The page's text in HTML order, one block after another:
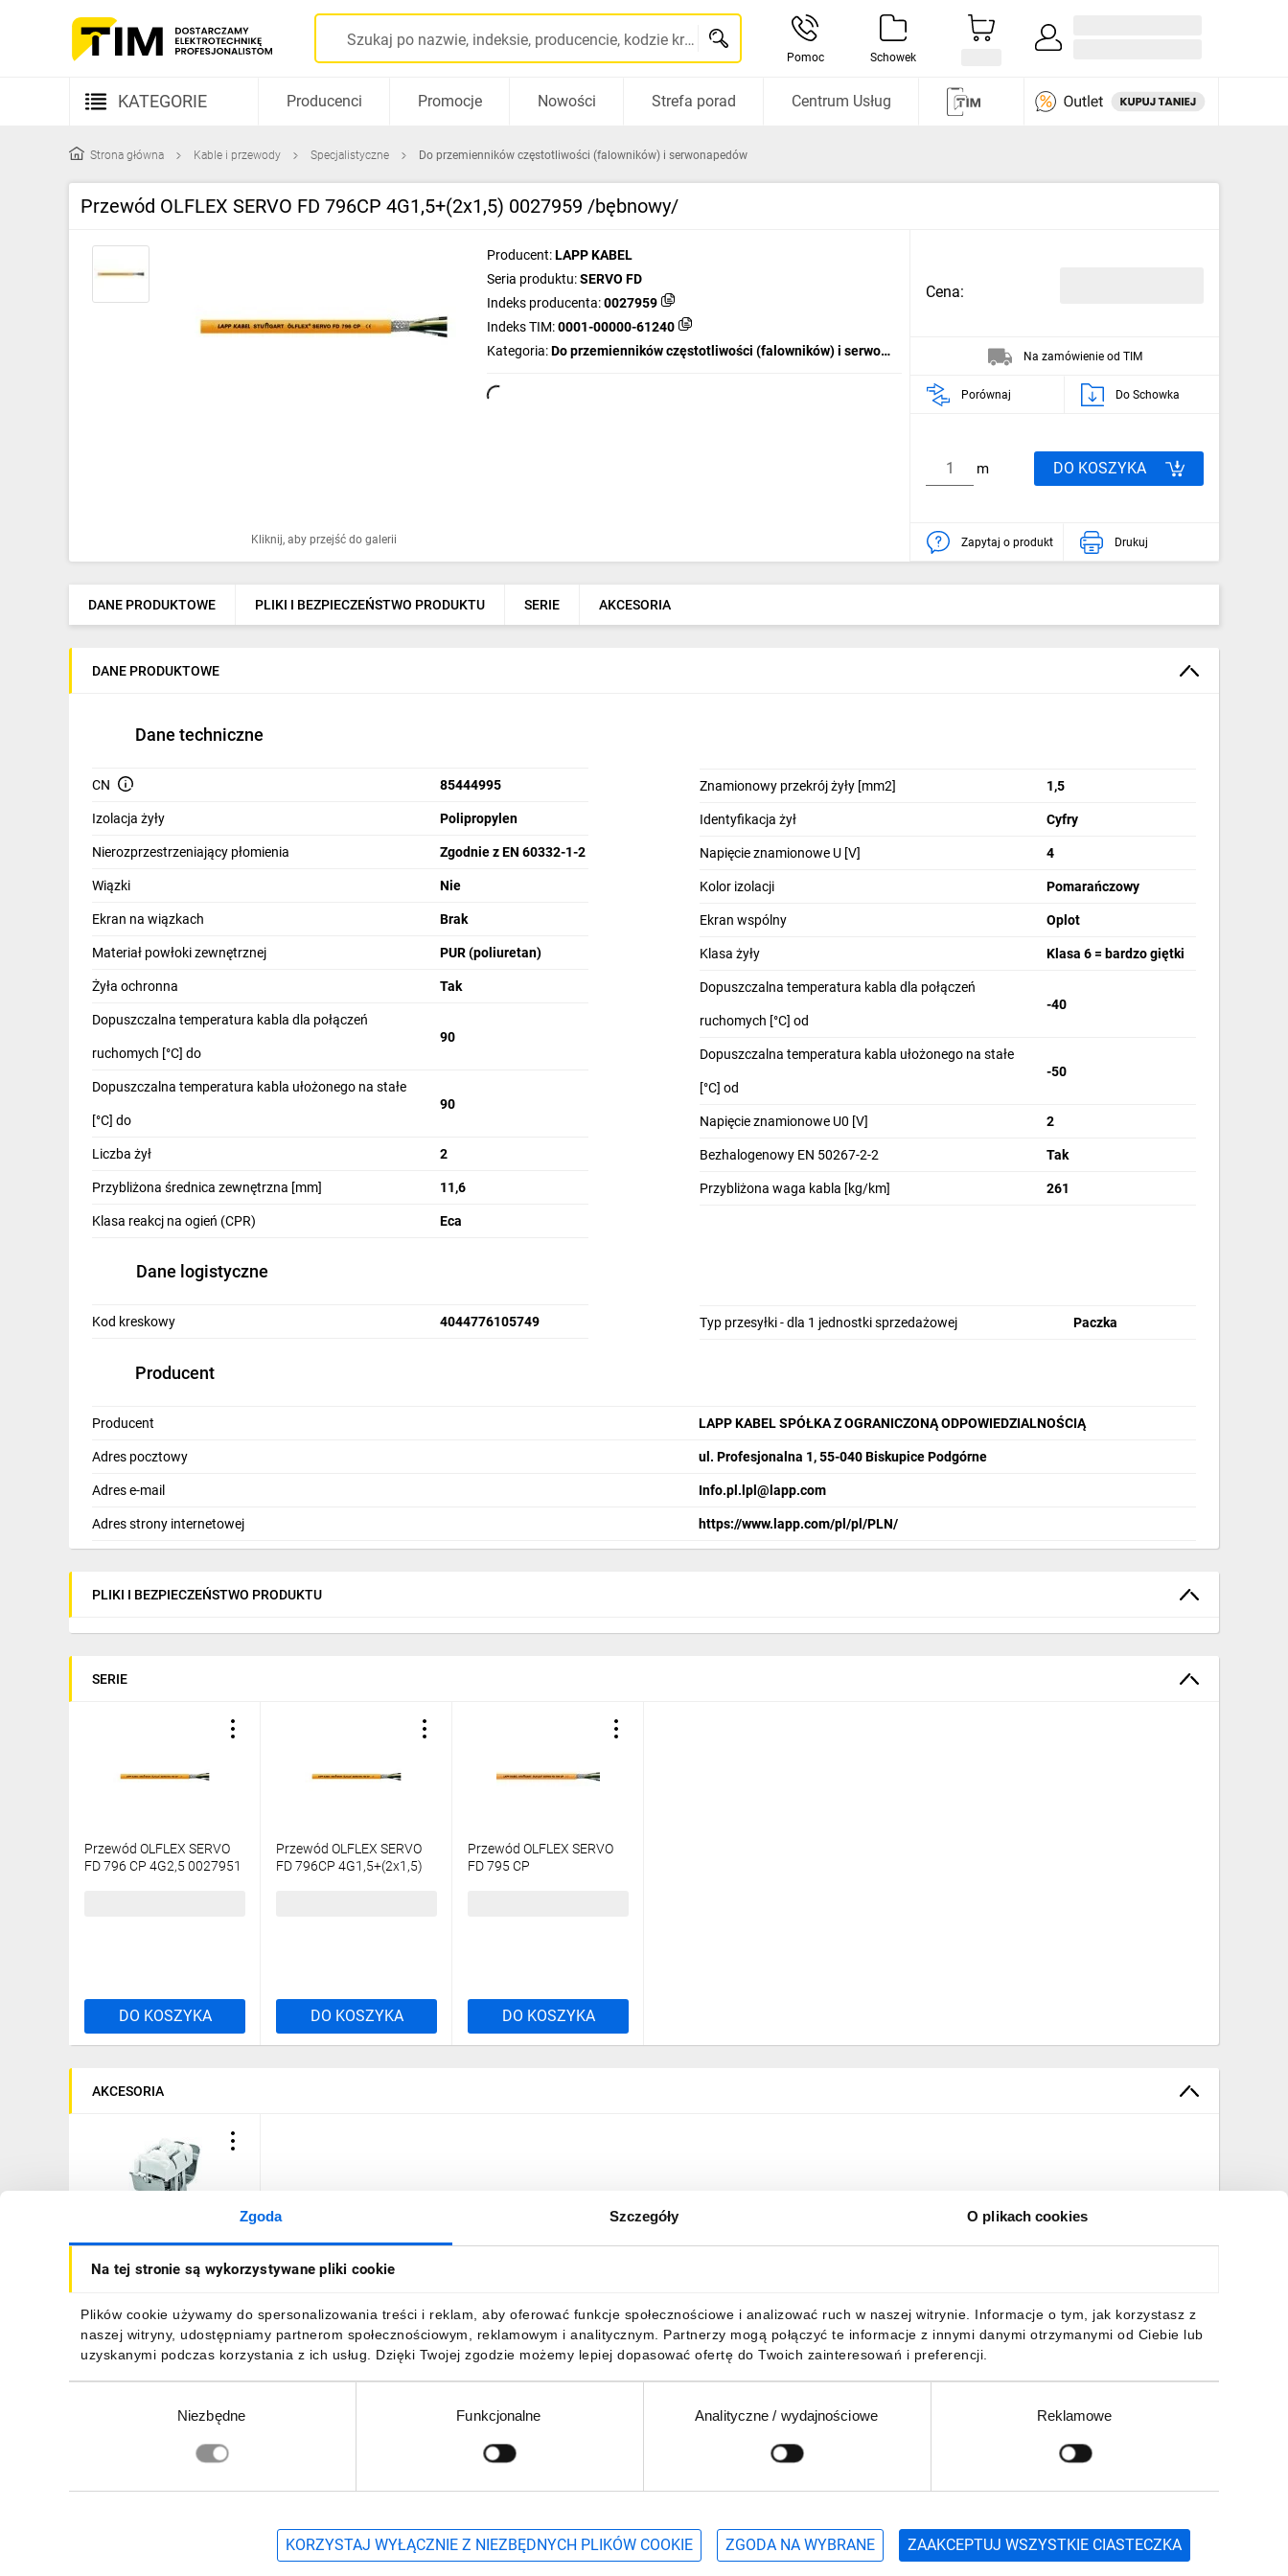
Zgoda Szczegóły O plikach cookies
Na tej stronie są wykorzystywane pliki cookie
Plików cookie używamy do spersonalizowania treści i reklam, aby oferować funkcje społecznościowe i analizować ruch w naszej witrynie. Informacje o tym, jak korzystasz z
naszej witryny, udostępniamy partnerom społecznościowym, reklamowym i analitycznym. Partnerzy mogą połączyć te informacje z innymi danymi otrzymanymi od Ciebie lub
uzyskanymi podczas korzystania z ich usług. Dzięki Twojej zgodzie możemy lepiej dopasować ofertę do Twoich zainteresowań i preferencji.
Niezbędne Funkcjonalne Analityczne / wydajnościowe Reklamowe
KORZYSTAJ WYŁĄCZNIE Z NIEZBĘDNYCH PLIKÓW COOKIE ZGODA NA WYBRANE ZAAKCEPTUJ WSZYSTKIE CIASTECZKA
Szukaj po nazwie, indeksie, producencie, kodzie kreskowym...
Pomoc Schowek
KATEGORIE
Kable i przewody
Ogrzewanie
Elektronarzędzia i mierniki
Dom i ogród
Odzież ochronna i BHP
Inne
Budowa i Remont
Elektronika
Smart home
Wentylacja i rekuperacja
Producenci Promocje Nowości Strefa porad Centrum Usług
Strona główna Kable i przewody Specjalistyczne Do przemienników częstotliwości (falowników) i serwonapedów
Przewód OLFLEX SERVO FD 796CP 4G1,5+(2x1,5) 0027959 /bębnowy/
Kliknij, aby przejść do galerii
Producent:LAPP KABEL
Seria produktu:SERVO FD
Indeks producenta:0027959
Indeks TIM:0001-00000-61240
Kategoria:Do przemienników częstotliwości (falowników) i serwon
Cena:
Na zamówienie od TIM
Porównaj Do Schowka
m DO KOSZYKA
Zapytaj o produkt Drukuj
DANE PRODUKTOWE PLIKI I BEZPIECZEŃSTWO PRODUKTU SERIE AKCESORIA
DANE PRODUKTOWE
Dane techniczne
CN 85444995
Izolacja żyły Polipropylen
Nierozprzestrzeniający płomienia Zgodnie z EN 60332-1-2
Wiązki Nie
Ekran na wiązkach Brak
Materiał powłoki zewnętrznej PUR (poliuretan)
Żyła ochronna Tak
Dopuszczalna temperatura kabla dla połączeń
ruchomych [°C] do
90
Dopuszczalna temperatura kabla ułożonego na stałe
[°C] do
90
Liczba żył 2
Przybliżona średnica zewnętrzna [mm] 11,6
Klasa reakcj na ogień (CPR) Eca
Znamionowy przekrój żyły [mm2] 1,5
Identyfikacja żył Cyfry
Napięcie znamionowe U [V] 4
Kolor izolacji Pomarańczowy
Ekran wspólny Oplot
Klasa żyły Klasa 6 = bardzo giętki
Dopuszczalna temperatura kabla dla połączeń
ruchomych [°C] od
-40
Dopuszczalna temperatura kabla ułożonego na stałe
[°C] od
-50
Napięcie znamionowe U0 [V] 2
Bezhalogenowy EN 50267-2-2 Tak
Przybliżona waga kabla [kg/km] 261
Dane logistyczne
Kod kreskowy 4044776105749 Typ przesyłki - dla 1 jednostki sprzedażowej Paczka
Producent
Producent LAPP KABEL SPÓŁKA Z OGRANICZONĄ ODPOWIEDZIALNOŚCIĄ
Adres pocztowy ul. Profesjonalna 1, 55-040 Biskupice Podgórne
Adres e-mail Info.pl.lpl@lapp.com
Adres strony internetowej https://www.lapp.com/pl/pl/PLN/
PLIKI I BEZPIECZEŃSTWO PRODUKTU
SERIE
Przewód OLFLEX SERVO
FD 796 CP 4G2,5 0027951
DO KOSZYKA
Przewód OLFLEX SERVO
FD 796CP 4G1,5+(2x1,5)
DO KOSZYKA
Przewód OLFLEX SERVO
FD 795 CP
DO KOSZYKA
AKCESORIA
Obejma sprężynowa do
ekranów śred 3-8mm szer
25,85 złbrutto
Zapisz się, aby otrzymać informacje o nowościach, promocjach i wyprzedażach ZAPISZ SIĘ